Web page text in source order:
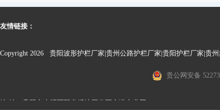
友情链接：
Copyright 2026 贵阳波形护栏厂家|贵州公路护栏厂家|贵阳护栏厂家|贵
贵公网安备